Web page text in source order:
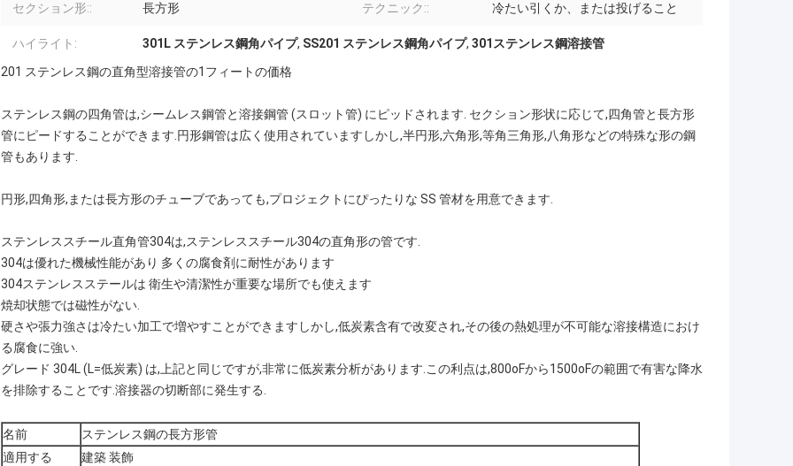
セクション形:: 長方形 テクニック:: 冷たい引くか、または投げること
ハイライト: 301L ステンレス鋼角パイプ, SS201 ステンレス鋼角パイプ, 301ステンレス鋼溶接管
201 ステンレス鋼の直角型溶接管の1フィートの価格
ステンレス鋼の四角管は,シームレス鋼管と溶接鋼管 (スロット管) にピッドされます. セクション形状に応じて,四角管と長方形
管にピードすることができます.円形鋼管は広く使用されていますしかし,半円形,六角形,等角三角形,八角形などの特殊な形の鋼
管もあります.
円形,四角形,または長方形のチューブであっても,プロジェクトにぴったりな SS 管材を用意できます.
ステンレススチール直角管304は,ステンレススチール304の直角形の管です.
304は優れた機械性能があり 多くの腐食剤に耐性があります
304ステンレスステールは 衛生や清潔性が重要な場所でも使えます
焼却状態では磁性がない.
硬さや張力強さは冷たい加工で増やすことができますしかし,低炭素含有で改変され,その後の熱処理が不可能な溶接構造におけ
る腐食に強い.
グレード 304L (L=低炭素) は,上記と同じですが,非常に低炭素分析があります.この利点は,800oFから1500oFの範囲で有害な降水
を排除することです.溶接器の切断部に発生する.
名前
ステンレス鋼の長方形管
適用する
建築 装飾